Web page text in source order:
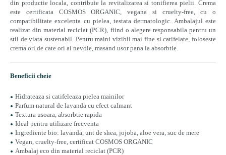
din productie locala, contribuie la revitalizarea si tonifierea pielii. Crema
este certificata COSMOS ORGANIC, vegana si cruelty-free, cu o
compatibilitate excelenta cu pielea, testata dermatologic. Ambalajul este
realizat din material reciclat (PCR), fiind o alegere responsabila pentru un
stil de viata sustenabil. Pentru maini vizibil mai fine si catifelate, foloseste
crema ori de cate ori ai nevoie, masand usor pana la absorbtie.
Beneficii cheie
Hidrateaza si catifeleaza pielea mainilor
Parfum natural de lavanda cu efect calmant
Textura usoara, absorbtie rapida
Ideal pentru utilizare frecventa
Ingrediente bio: lavanda, unt de shea, jojoba, aloe vera, suc de mere
Vegan, cruelty-free, certificat COSMOS ORGANIC
Ambalaj eco din material reciclat (PCR)